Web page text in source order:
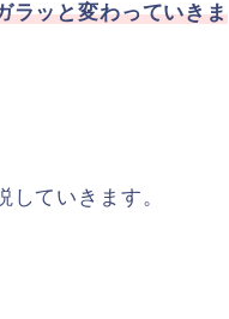
ラッと変わっていきま
ていきます。